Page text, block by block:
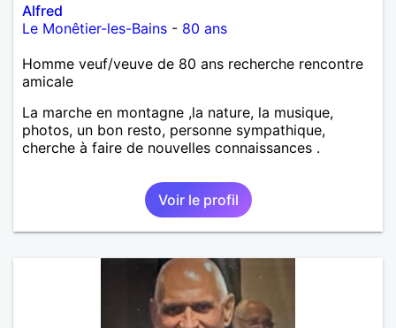
Alfred
Le Monêtier-les-Bains - 80 ans
Homme veuf/veuve de 80 ans recherche rencontre
amicale
La marche en montagne ,la nature, la musique,
photos, un bon resto, personne sympathique,
cherche à faire de nouvelles connaissances .
Voir le profil